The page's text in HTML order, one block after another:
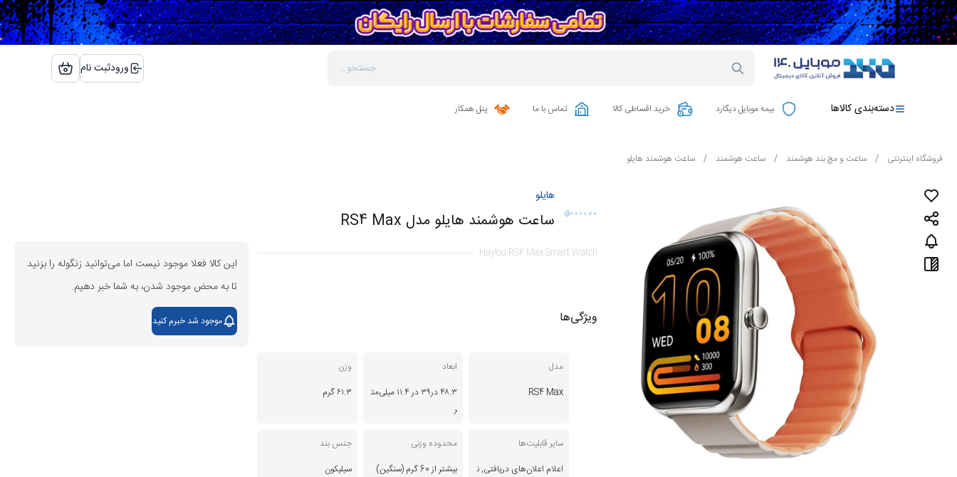
ورودثبت نام
دسته‌بندی کالاها بیمه موبایل دیگارد خرید اقساطی کالا تماس با ما پنل همکار
فروشگاه اینترنتی / ساعت و مچ بند هوشمند / ساعت هوشمند / ساعت هوشمند هایلو
هایلو
ساعت هوشمند هایلو مدل RS4 Max
Haylou RS4 Max Smart Watch
ویژگی‌ها
مدل
RS4 Max
ابعاد
۴۸.۳ در۳۹ در ۱۱.۴ میلی‌مت
ر
وزن
۶۱.۳ گرم
سایر قابلیت‌ها
اعلام اعلان‌های دریافتی, ن
محدوده وزنی
بیشتر از 60 گرم (سنگین)
جنس بند
سیلیکون
این کالا فعلا موجود نیست اما می‌توانید زنگوله را بزنید
تا به محض موجود شدن، به شما خبر دهیم.
موجود شد خبرم کنید